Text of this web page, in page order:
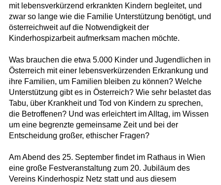
mit lebensverkürzend erkrankten Kindern begleitet, und
zwar so lange wie die Familie Unterstützung benötigt, und
österreichweit auf die Notwendigkeit der
Kinderhospizarbeit aufmerksam machen möchte.
Was brauchen die etwa 5.000 Kinder und Jugendlichen in
Österreich mit einer lebensverkürzenden Erkrankung und
ihre Familien, um Familien bleiben zu können? Welche
Unterstützung gibt es in Österreich? Wie sehr belastet das
Tabu, über Krankheit und Tod von Kindern zu sprechen,
die Betroffenen? Und was erleichtert im Alltag, im Wissen
um eine begrenzte gemeinsame Zeit und bei der
Entscheidung großer, ethischer Fragen?
Am Abend des 25. September findet im Rathaus in Wien
eine große Festveranstaltung zum 20. Jubiläum des
Vereins Kinderhospiz Netz statt und aus diesem